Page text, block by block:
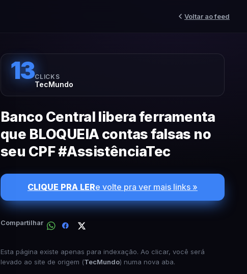
Voltar ao feed
13CLICKS
TecMundo
Banco Central libera ferramenta
que BLOQUEIA contas falsas no
seu CPF #AssistênciaTec
CLIQUE PRA LERe volte pra ver mais links »
Compartilhar
Esta página existe apenas para indexação. Ao clicar, você será
levado ao site de origem (TecMundo) numa nova aba.